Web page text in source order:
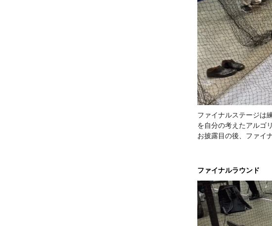
ファイナルステージは
を自分の考えたアルゴ
お披露目の後、ファイ
ファイナルラウンド